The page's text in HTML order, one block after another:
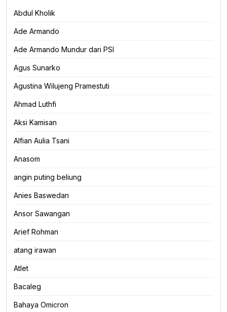
Abdul Kholik
Ade Armando
Ade Armando Mundur dari PSI
Agus Sunarko
Agustina Wilujeng Pramestuti
Ahmad Luthfi
Aksi Kamisan
Alfian Aulia Tsani
Anasom
angin puting beliung
Anies Baswedan
Ansor Sawangan
Arief Rohman
atang irawan
Atlet
Bacaleg
Bahaya Omicron